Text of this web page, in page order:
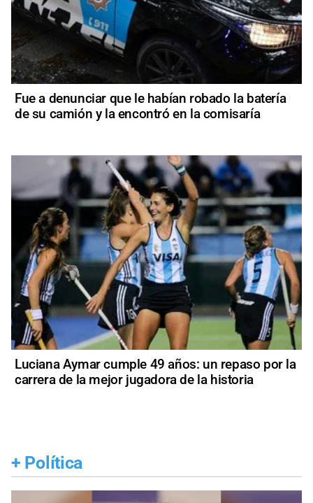
Fue a denunciar que le habían robado la batería
de su camión y la encontró en la comisaría
Luciana Aymar cumple 49 años: un repaso por la
carrera de la mejor jugadora de la historia
+ Política